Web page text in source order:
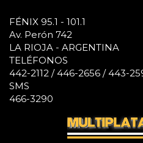
FÉNIX 95.1 - 101.1
Av. Perón 742
LA RIOJA - ARGENTINA
TELÉFONOS
442-2112 / 446-2656 / 443-
SMS
466-3290